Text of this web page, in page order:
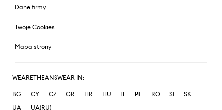
Dane firmy
Twoje Cookies
Mapa strony
WEARETHEANSWEAR IN:
BG CY CZ GR HR HU IT PL RO SI
SK
UA
UA(RU)